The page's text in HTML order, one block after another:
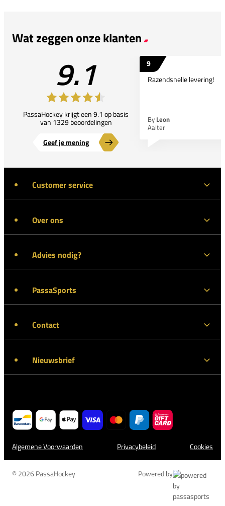
Wat zeggen onze klanten
9.1
PassaHockey krijgt een 9.1 op basis
van 1329 beoordelingen
Geef je mening
9
Razendsnelle levering!
By Leon
Aalter
Customer service
Over ons
Advies nodig?
PassaSports
Contact
Nieuwsbrief
Algemene Voorwaarden Privacybeleid Cookies
© 2026 PassaHockey Powered by